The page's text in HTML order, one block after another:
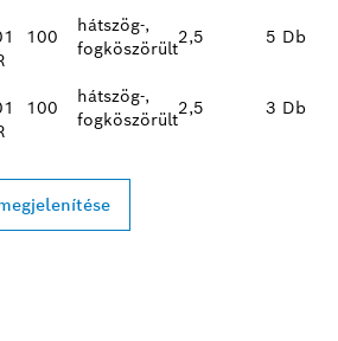
100
hátszög-,
fogköszörült
2,5 5 Db
100
hátszög-,
fogköszörült
2,5 3 Db